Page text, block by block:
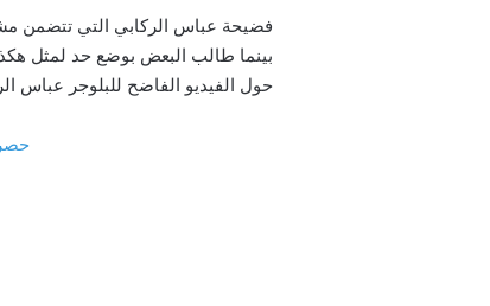
بينما طالب البعض بوضع حد لمثل
حول الفيديو الفاضح للبلوجر عباس